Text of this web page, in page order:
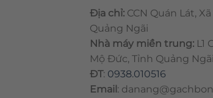
Địa chỉ: CCN Quán Lát,
Quảng Ngãi
Nhà máy miền trung: L1
Mộ Đức, Tỉnh Quảng
ĐT: 0938.010516
Email :